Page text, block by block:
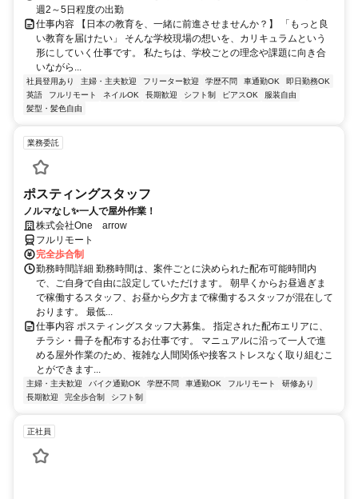
週2～5日程度の出勤
仕事内容 【日本の教育を、一緒に前進させませんか？】 「もっと良
い教育を届けたい」 そんな学校現場の想いを、カリキュラムという
形にしていく仕事です。 私たちは、学校ごとの理念や課題に向き合
いながら...
社員登用あり 主婦・主夫歓迎 フリーター歓迎 学歴不問 車通勤OK
即日勤務OK
英語
フルリモート ネイルOK 長期歓迎 シフト制 ピアスOK
服装自由
髪型・髪色自由
業務委託
ポスティングスタッフ
ノルマなし✨一人で屋外作業！
株式会社One arrow
フルリモート
完全歩合制
勤務時間詳細 勤務時間は、案件ごとに決められた配布可能時間内
で、ご自身で自由に設定していただけます。 朝早くからお昼過ぎま
で稼働するスタッフ、お昼から夕方まで稼働するスタッフが混在して
おります。 最低...
仕事内容 ポスティングスタッフ大募集。 指定された配布エリアに、
チラシ・冊子を配布するお仕事です。 マニュアルに沿って一人で進
める屋外作業のため、複雑な人間関係や接客ストレスなく取り組むこ
とができます...
主婦・主夫歓迎 バイク通勤OK 学歴不問 車通勤OK フルリモート
研修あり
長期歓迎
完全歩合制 シフト制
正社員